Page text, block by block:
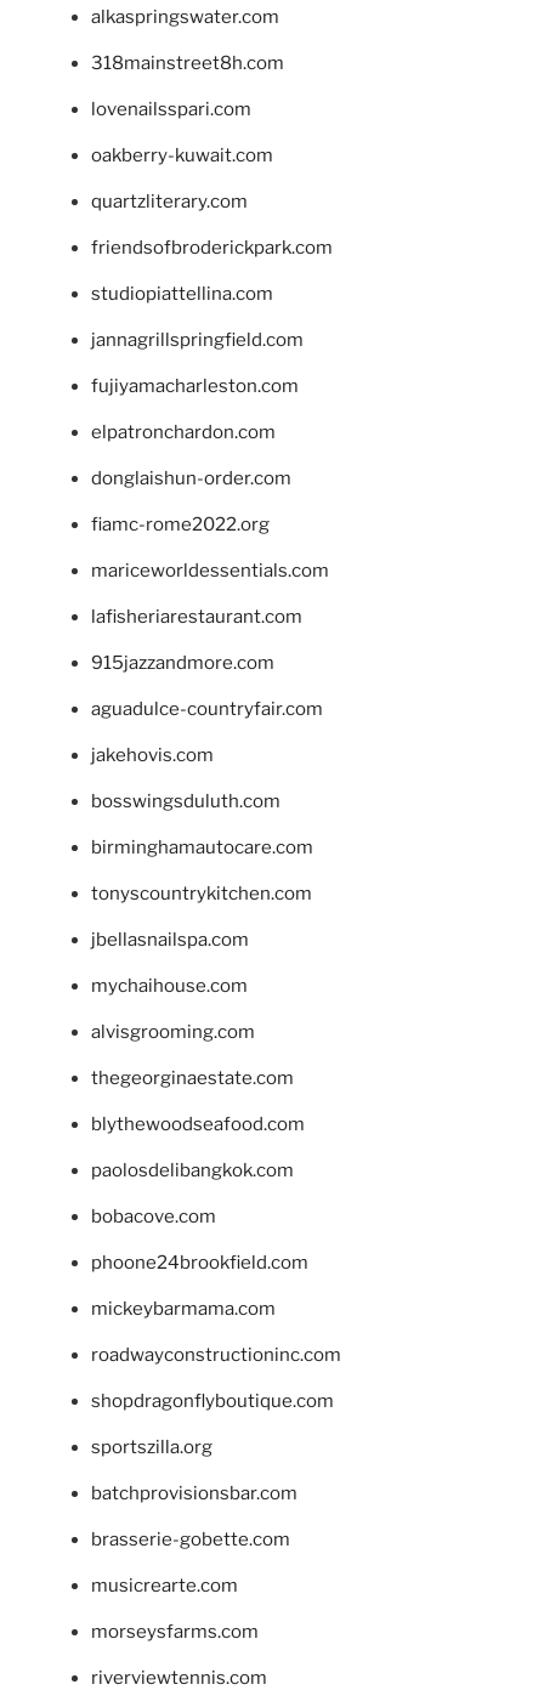
alkaspringswater.com
318mainstreet8h.com
lovenailsspari.com
oakberry-kuwait.com
quartzliterary.com
friendsofbroderickpark.com
studiopiattellina.com
jannagrillspringfield.com
fujiyamacharleston.com
elpatronchardon.com
donglaishun-order.com
fiamc-rome2022.org
mariceworldessentials.com
lafisheriarestaurant.com
915jazzandmore.com
aguadulce-countryfair.com
jakehovis.com
bosswingsduluth.com
birminghamautocare.com
tonyscountrykitchen.com
jbellasnailspa.com
mychaihouse.com
alvisgrooming.com
thegeorginaestate.com
blythewoodseafood.com
paolosdelibangkok.com
bobacove.com
phoone24brookfield.com
mickeybarmama.com
roadwayconstructioninc.com
shopdragonflyboutique.com
sportszilla.org
batchprovisionsbar.com
brasserie-gobette.com
musicrearte.com
morseysfarms.com
riverviewtennis.com